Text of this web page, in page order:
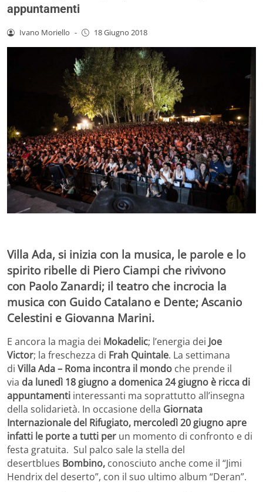
appuntamenti
Ivano Moriello - 18 Giugno 2018
Villa Ada, si inizia con la musica, le parole e lo
spirito ribelle di Piero Ciampi che rivivono
con Paolo Zanardi; il teatro che incrocia la
musica con Guido Catalano e Dente; Ascanio
Celestini e Giovanna Marini.
E ancora la magia dei Mokadelic; l’energia dei Joe
Victor; la freschezza di Frah Quintale. La settimana
di Villa Ada – Roma incontra il mondo che prende il
via da lunedì 18 giugno a domenica 24 giugno è ricca di
appuntamenti interessanti ma soprattutto all’insegna
della solidarietà. In occasione della Giornata
Internazionale del Rifugiato, mercoledì 20 giugno apre
infatti le porte a tutti per un momento di confronto e di
festa gratuita. Sul palco sale la stella del
desertblues Bombino, conosciuto anche come il “Jimi
Hendrix del deserto”, con il suo ultimo album “Deran”.